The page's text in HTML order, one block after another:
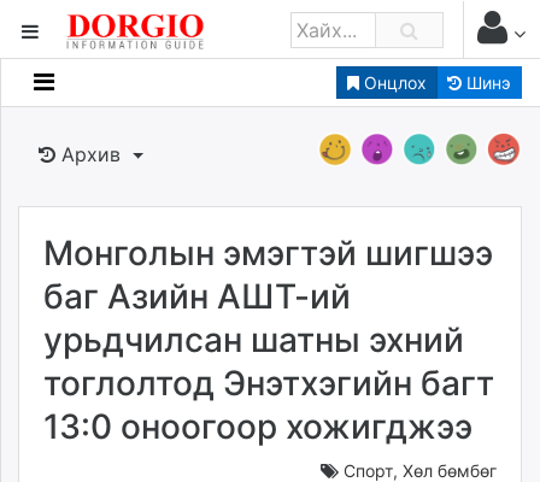
Онцлох Шинэ
Мэдээллийн
Банк санхүү
Бизнес ААН
Төрийн
dorgio.mn
Gogo.mn
news.mn
Архив
Монголын эмэгтэй шигшээ
баг Азийн АШТ-ий
урьдчилсан шатны эхний
тоглолтод Энэтхэгийн багт
13:0 оноогоор хожигджээ
Спорт, Хөл бөмбөг